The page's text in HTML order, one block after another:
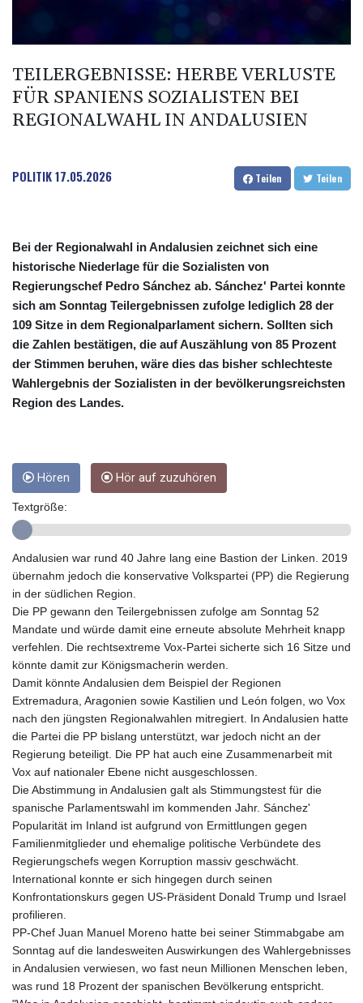
BSD 0.999498
BWP 13.553788
BYR 19600
BZD 2.010125
CAD 1.400885
CHF 0.806745
CLF 0.023148
CNH 6.747135
CUC 1
CUP 26.5
CVE 95.720523
CZK 20.93075
DJF 177.719659
DKK 6.46924
FKP 0.743223
GEL 2.614953
GGP 0.743223
GIP 0.743223
GMD 73.497329
GNF
GTQ 7.623551
GYD 209.07221
HKD 7.843535
HNL 26.859789
HRK 6.5197
HUF 313.14602
IDR 17879
ILS 3.00375
IMP 0.743223
INR 95.07895
IRR
ISK 122.720325
JEP 0.743223
JMD 158.828319
JOD 0.708998
TEILERGEBNISSE: HERBE VERLUSTE
FÜR SPANIENS SOZIALISTEN BEI
REGIONALWAHL IN ANDALUSIEN
POLITIK17.05.2026 Teilen Teilen
Bei der Regionalwahl in Andalusien zeichnet sich eine
historische Niederlage für die Sozialisten von
Regierungschef Pedro Sánchez ab. Sánchez' Partei konnte
sich am Sonntag Teilergebnissen zufolge lediglich 28 der
109 Sitze in dem Regionalparlament sichern. Sollten sich
die Zahlen bestätigen, die auf Auszählung von 85 Prozent
der Stimmen beruhen, wäre dies das bisher schlechteste
Wahlergebnis der Sozialisten in der bevölkerungsreichsten
Region des Landes.
Hören Hör auf zuzuhören
Textgröße:
Andalusien war rund 40 Jahre lang eine Bastion der Linken. 2019
übernahm jedoch die konservative Volkspartei (PP) die Regierung
in der südlichen Region.
Die PP gewann den Teilergebnissen zufolge am Sonntag 52
Mandate und würde damit eine erneute absolute Mehrheit knapp
verfehlen. Die rechtsextreme Vox-Partei sicherte sich 16 Sitze und
könnte damit zur Königsmacherin werden.
Damit könnte Andalusien dem Beispiel der Regionen
Extremadura, Aragonien sowie Kastilien und León folgen, wo Vox
nach den jüngsten Regionalwahlen mitregiert. In Andalusien hatte
die Partei die PP bislang unterstützt, war jedoch nicht an der
Regierung beteiligt. Die PP hat auch eine Zusammenarbeit mit
Vox auf nationaler Ebene nicht ausgeschlossen.
Die Abstimmung in Andalusien galt als Stimmungstest für die
spanische Parlamentswahl im kommenden Jahr. Sánchez'
Popularität im Inland ist aufgrund von Ermittlungen gegen
Familienmitglieder und ehemalige politische Verbündete des
Regierungschefs wegen Korruption massiv geschwächt.
International konnte er sich hingegen durch seinen
Konfrontationskurs gegen US-Präsident Donald Trump und Israel
profilieren.
PP-Chef Juan Manuel Moreno hatte bei seiner Stimmabgabe am
Sonntag auf die landesweiten Auswirkungen des Wahlergebnisses
in Andalusien verwiesen, wo fast neun Millionen Menschen leben,
was rund 18 Prozent der spanischen Bevölkerung entspricht.